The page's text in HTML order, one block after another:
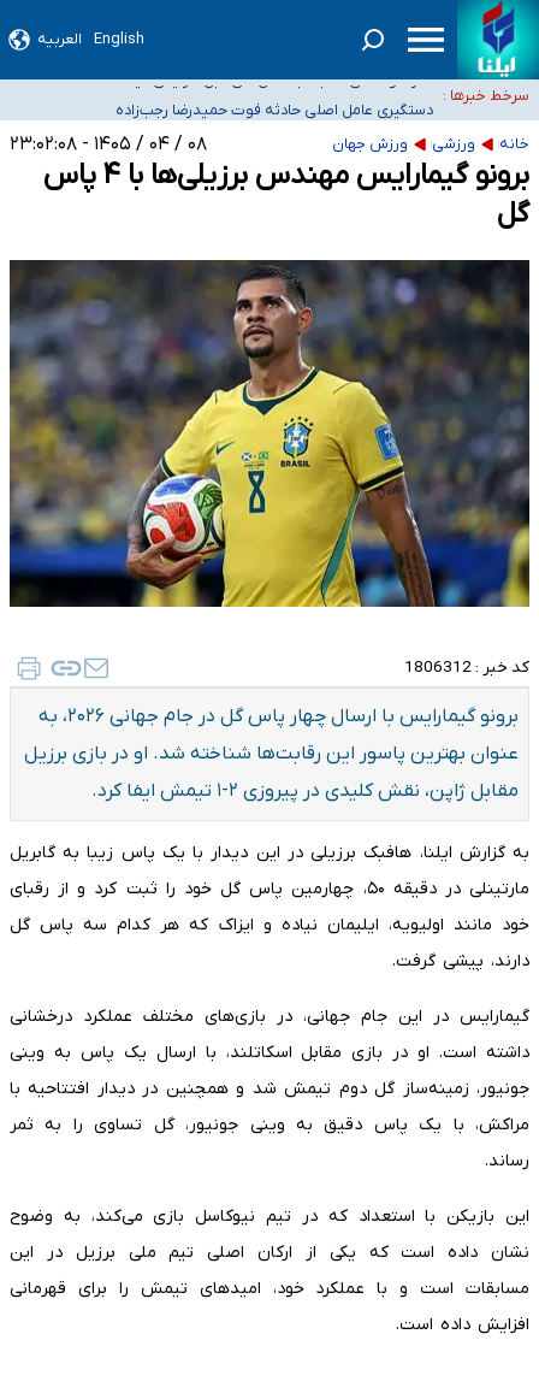
English العربیه
سرخط خبرها :
سیدحسن خمینی عزادار شد
آمار خودکشی نسبت به سال‌های قبل افزایش نیافته است
دستگیری عامل اصلی حادثه فوت حمیدرضا رجب‌زاده
«زیرمیزی» برای داوطلبان پزشکی سراب است/ دریافت‌های غیرمتعارف در شأن پزشکی
و کشورمان نیست/ نظام سلامت جلوی این رویه را بگیرد
خانه ورزشی ورزش جهان ۰۸ / ۰۴ / ۱۴۰۵ - ۲۳:۰۲:۰۸
برونو گیمارایس مهندس برزیلی‌ها با ۴ پاس
گل
کد خبر : 1806312
برونو گیمارایس با ارسال چهار پاس گل در جام جهانی ۲۰۲۶، به
عنوان بهترین پاسور این رقابت‌ها شناخته شد. او در بازی برزیل
مقابل ژاپن، نقش کلیدی در پیروزی ۲-۱ تیمش ایفا کرد.
به گزارش ایلنا، هافبک برزیلی در این دیدار با یک پاس زیبا به گابریل
مارتینلی در دقیقه ۵۰، چهارمین پاس گل خود را ثبت کرد و از رقبای
خود مانند اولیویه، ایلیمان نیاده و ایزاک که هر کدام سه پاس گل
دارند، پیشی گرفت.
گیمارایس در این جام جهانی، در بازی‌های مختلف عملکرد درخشانی
داشته است. او در بازی مقابل اسکاتلند، با ارسال یک پاس به وینی
جونیور، زمینه‌ساز گل دوم تیمش شد و همچنین در دیدار افتتاحیه با
مراکش، با یک پاس دقیق به وینی جونیور، گل تساوی را به ثمر
رساند.
این بازیکن با استعداد که در تیم نیوکاسل بازی می‌کند، به وضوح
نشان داده است که یکی از ارکان اصلی تیم ملی برزیل در این
مسابقات است و با عملکرد خود، امیدهای تیمش را برای قهرمانی
افزایش داده است.